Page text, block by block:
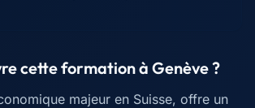
cette formation à Genève?
majeur en Suisse, offre un